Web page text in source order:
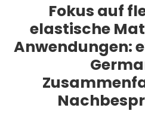
Fokus auf
elastische
Anwendungen: